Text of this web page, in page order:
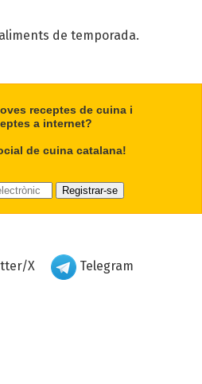
de temporada.
receptes de cuina i
a internet?
de cuina catalana!
X Telegram